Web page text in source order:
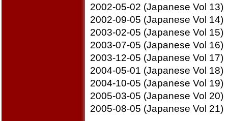
2002-05-02 (Japanese Vol 13)
2002-09-05 (Japanese Vol 14)
2003-02-05 (Japanese Vol 15)
2003-07-05 (Japanese Vol 16)
2003-12-05 (Japanese Vol 17)
2004-05-01 (Japanese Vol 18)
2004-10-05 (Japanese Vol 19)
2005-03-05 (Japanese Vol 20)
2005-08-05 (Japanese Vol 21)